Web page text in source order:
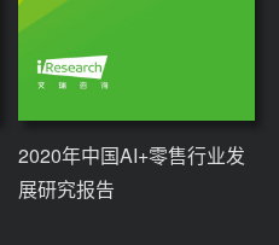
2020年中国AI+零售行业发
展研究报告